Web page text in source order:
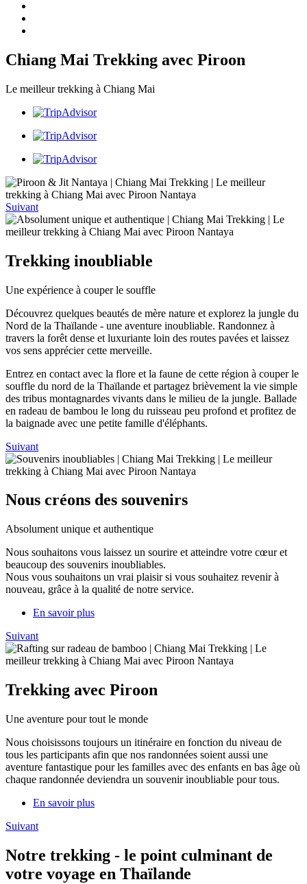
Chiang Mai Trekking avec Piroon
Le meilleur trekking à Chiang Mai
Suivant
Trekking inoubliable
Une expérience à couper le souffle
Découvrez quelques beautés de mère nature et explorez la jungle du
Nord de la Thaïlande - une aventure inoubliable. Randonnez à
travers la forêt dense et luxuriante loin des routes pavées et laissez
vos sens apprécier cette merveille.
Entrez en contact avec la flore et la faune de cette région à couper le
souffle du nord de la Thaïlande et partagez brièvement la vie simple
des tribus montagnardes vivants dans le milieu de la jungle. Ballade
en radeau de bambou le long du ruisseau peu profond et profitez de
la baignade avec une petite famille d'éléphants.
Suivant
Nous créons des souvenirs
Absolument unique et authentique
Nous souhaitons vous laissez un sourire et atteindre votre cœur et
beaucoup des souvenirs inoubliables.
Nous vous souhaitons un vrai plaisir si vous souhaitez revenir à
nouveau, grâce à la qualité de notre service.
En savoir plus
Suivant
Trekking avec Piroon
Une aventure pour tout le monde
Nous choisissons toujours un itinéraire en fonction du niveau de
tous les participants afin que nos randonnées soient aussi une
aventure fantastique pour les familles avec des enfants en bas âge où
chaque randonnée deviendra un souvenir inoubliable pour tous.
En savoir plus
Suivant
Notre trekking - le point culminant de
votre voyage en Thaïlande